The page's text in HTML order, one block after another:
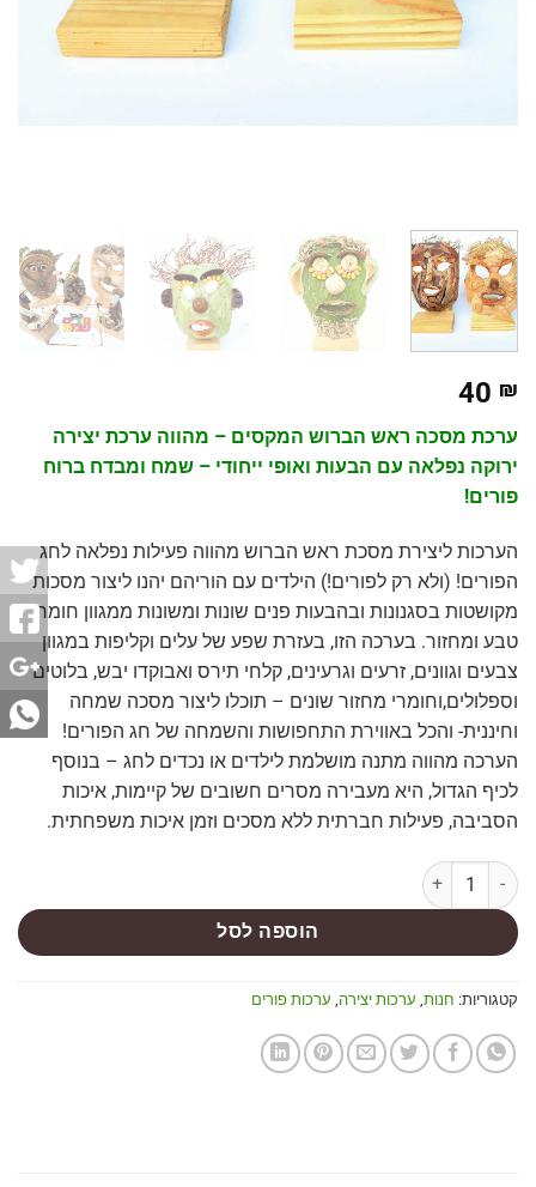
40 ₪
ערכת מסכה ראש הברוש המקסים – מהווה ערכת יצירה
ירוקה נפלאה עם הבעות ואופי ייחודי – שמח ומבדח ברוח
פורים!
הערכות ליצירת מסכת ראש הברוש מהווה פעילות נפלאה לחג
הפורים! (ולא רק לפורים!) הילדים עם הוריהם יהנו ליצור מסכות
מקושטות בסגנונות ובהבעות פנים שונות ומשונות ממגוון חומרי
טבע ומחזור. בערכה הזו, בעזרת שפע של עלים וקליפות במגוון
צבעים וגוונים, זרעים וגרעינים, קלחי תירס ואבוקדו יבש, בלוטים
וספלולים,וחומרי מחזור שונים – תוכלו ליצור מסכה שמחה
וחיננית- והכל באווירת התחפושות והשמחה של חג הפורים!
הערכה מהווה מתנה מושלמת לילדים או נכדים לחג – בנוסף
לכיף הגדול, היא מעבירה מסרים חשובים של קיימות, איכות
הסביבה, פעילות חברתית ללא מסכים וזמן איכות משפחתית.
הוספה לסל
קטגוריות: חנות ערכות יצירה ערכות פורים